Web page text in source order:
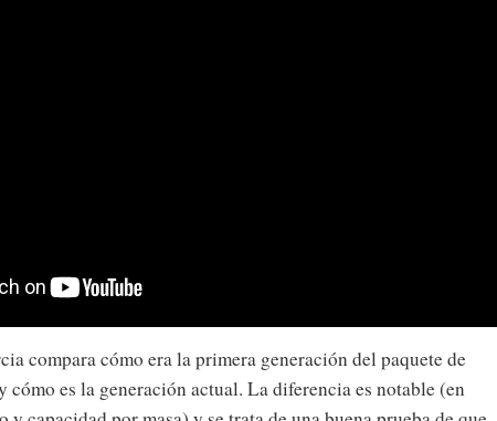
compara cómo era la primera generación del paquete de
cómo es la generación actual. La diferencia es notable (en